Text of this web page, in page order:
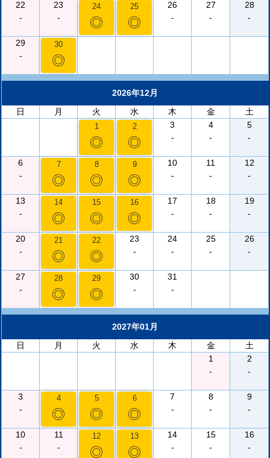
22
-
23
-
24
◎
25
◎
26
-
27
-
28
-
29
-
30
◎
2026年12月
日
月 火 水 木 金 土
1
◎
2
◎
3
-
4
-
5
-
6
-
7
◎
8
◎
9
◎
10
-
11
-
12
-
13
-
14
◎
15
◎
16
◎
17
-
18
-
19
-
20
-
21
◎
22
◎
23
-
24
-
25
-
26
-
27
-
28
◎
29
◎
30
-
31
-
2027年01月
日
月 火 水 木 金
土
1
-
2
-
3
-
4
◎
5
◎
6
◎
7
-
8
-
9
-
10
-
11
-
12
◎
13
◎
14
-
15
-
16
-